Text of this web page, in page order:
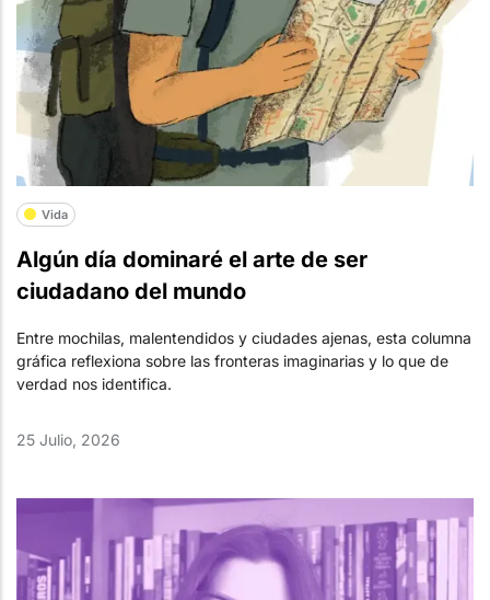
Vida
Algún día dominaré el arte de ser
ciudadano del mundo
Entre mochilas, malentendidos y ciudades ajenas, esta columna
gráfica reflexiona sobre las fronteras imaginarias y lo que de
verdad nos identifica.
25 Julio, 2026